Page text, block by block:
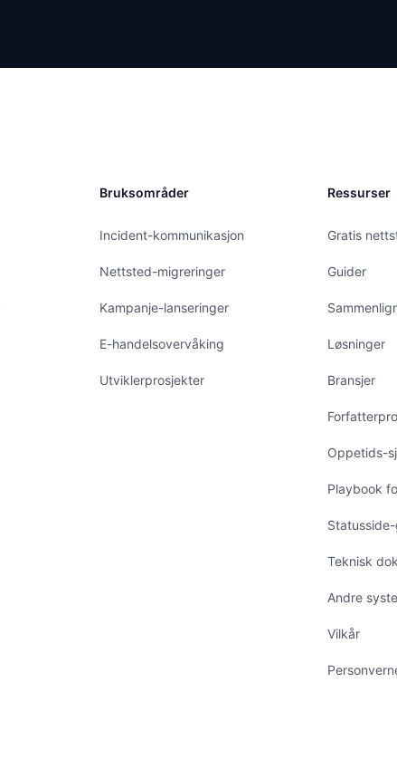
Bruksområder
Incident-kommunikasjon
Nettsted-migreringer
Kampanje-lanseringer
E-handelsovervåking
Utviklerprosjekter
Ressurser
Gratis
Guider
Løsninger
Bransjer
Oppetids-
Playbook
Teknisk
Andre
Vilkår